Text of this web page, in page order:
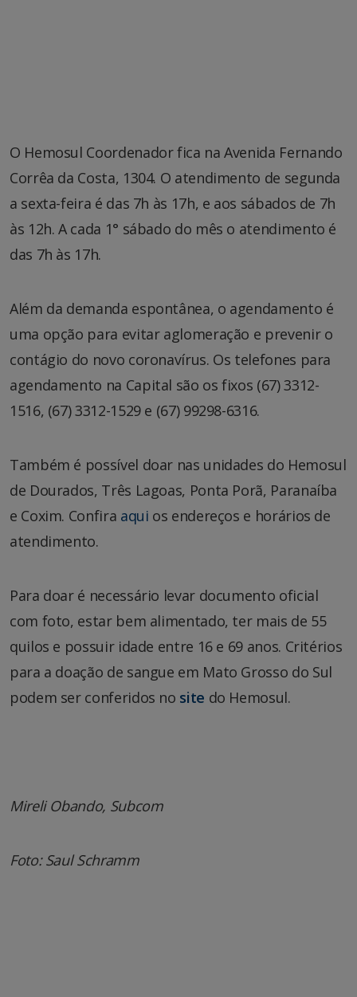
O Hemosul Coordenador fica na Avenida Fernando
Corrêa da Costa, 1304. O atendimento de segunda
a sexta-feira é das 7h às 17h, e aos sábados de 7h
às 12h. A cada 1° sábado do mês o atendimento é
das 7h às 17h.
Além da demanda espontânea, o agendamento é
uma opção para evitar aglomeração e prevenir o
contágio do novo coronavírus. Os telefones para
agendamento na Capital são os fixos (67) 3312-
1516, (67) 3312-1529 e (67) 99298-6316.
Também é possível doar nas unidades do Hemosul
de Dourados, Três Lagoas, Ponta Porã, Paranaíba
e Coxim. Confira aqui os endereços e horários de
atendimento.
Para doar é necessário levar documento oficial
com foto, estar bem alimentado, ter mais de 55
quilos e possuir idade entre 16 e 69 anos. Critérios
para a doação de sangue em Mato Grosso do Sul
podem ser conferidos no site do Hemosul.
Mireli Obando, Subcom
Foto: Saul Schramm